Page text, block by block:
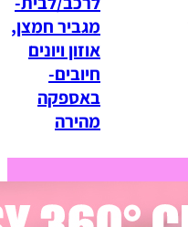
מגביר חמצן,
אוזון ויונים
חיובים-
באספקה
מהירה